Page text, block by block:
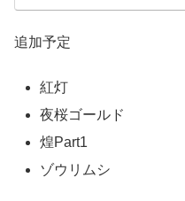
追加予定
紅灯
夜桜ゴールド
煌Part1
ゾウリムシ